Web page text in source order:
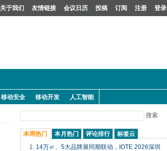
关于我们 友情链接 会议日历 投稿 订阅 注册 登录
移动安全 移动开发 人工智能
搜索
本周热门 本月热门 评论排行
标签云
14万㎡、5大品牌展同期联动，IOTE 2026深圳